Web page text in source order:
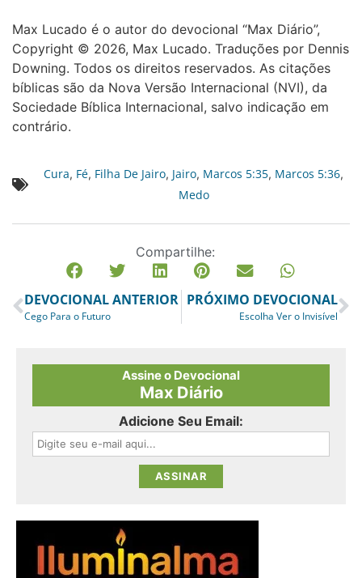
Max Lucado é o autor do devocional “Max Diário”,
Copyright © 2026, Max Lucado. Traduções por Dennis
Downing. Todos os direitos reservados. As citações
bíblicas são da Nova Versão Internacional (NVI), da
Sociedade Bíblica Internacional, salvo indicação em
contrário.
Cura, Fé, Filha De Jairo, Jairo, Marcos 5:35, Marcos 5:36,
Medo
Compartilhe:
DEVOCIONAL ANTERIOR
Cego Para o Futuro
PRÓXIMO DEVOCIONAL
Escolha Ver o Invisível
Assine o Devocional
Max Diário
Adicione Seu Email: